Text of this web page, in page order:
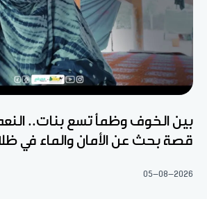
بين الخوف وظمأ تسع بنات..
قصة بحث عن الأمان والماء في
05-08-2026